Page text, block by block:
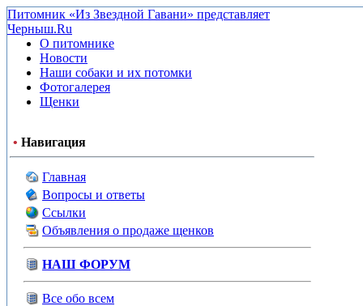
Питомник «Из Звездной Гавани» представляет
Черныш.Ru
О питомнике
Новости
Наши собаки и их потомки
Фотогалерея
Щенки
• Навигация
Главная
Вопросы и ответы
Ссылки
Объявления о продаже щенков
НАШ ФОРУМ
Все обо всем